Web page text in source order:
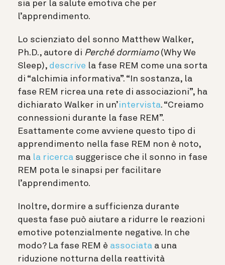
sia per la salute emotiva che per
l’apprendimento.
Lo scienziato del sonno Matthew Walker,
Ph.D., autore di Perché dormiamo(Why We
Sleep), descrive la fase REM come una sorta
di “alchimia informativa”. “In sostanza, la
fase REM ricrea una rete di associazioni”, ha
dichiarato Walker in un’intervista. “Creiamo
connessioni durante la fase REM”.
Esattamente come avviene questo tipo di
apprendimento nella fase REM non è noto,
ma la ricerca suggerisce che il sonno in fase
REM pota le sinapsi per facilitare
l’apprendimento.
Inoltre, dormire a sufficienza durante
questa fase può aiutare a ridurre le reazioni
emotive potenzialmente negative. In che
modo? La fase REM è associata a una
riduzione notturna della reattività